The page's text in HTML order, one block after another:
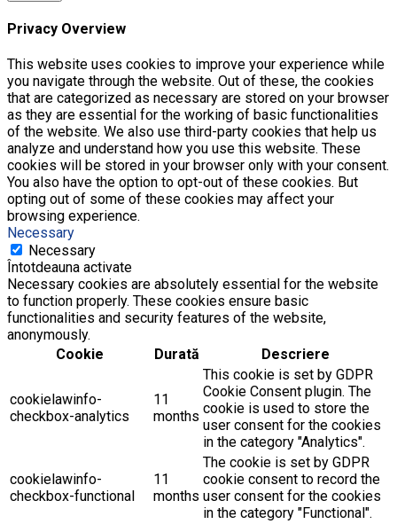
Privacy Overview
This website uses cookies to improve your experience while
you navigate through the website. Out of these, the cookies
that are categorized as necessary are stored on your browser
as they are essential for the working of basic functionalities
of the website. We also use third-party cookies that help us
analyze and understand how you use this website. These
cookies will be stored in your browser only with your consent.
You also have the option to opt-out of these cookies. But
opting out of some of these cookies may affect your
browsing experience.
Necessary
Necessary
Întotdeauna activate
Necessary cookies are absolutely essential for the website
to function properly. These cookies ensure basic
functionalities and security features of the website,
anonymously.
Cookie
Durată Descriere
cookielawinfo-
checkbox-analytics
11
months
This cookie is set by GDPR
Cookie Consent plugin. The
cookie is used to store the
user consent for the cookies
in the category "Analytics".
cookielawinfo-
checkbox-functional
11
months
The cookie is set by GDPR
cookie consent to record the
user consent for the cookies
in the category "Functional".